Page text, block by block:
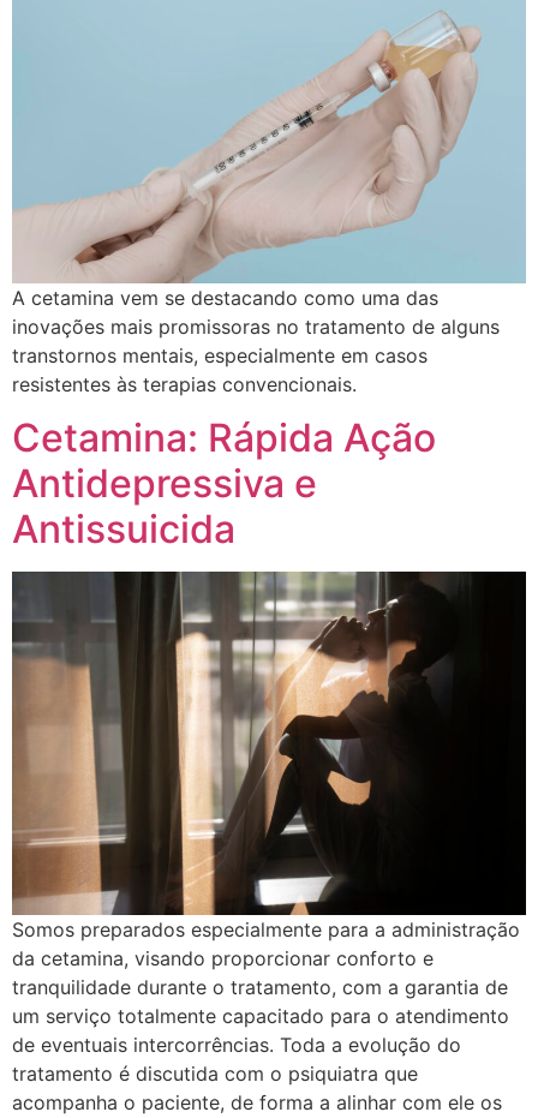
A cetamina vem se destacando como uma das
inovações mais promissoras no tratamento de alguns
transtornos mentais, especialmente em casos
resistentes às terapias convencionais.
Cetamina: Rápida Ação
Antidepressiva e
Antissuicida
Somos preparados especialmente para a administração
da cetamina, visando proporcionar conforto e
tranquilidade durante o tratamento, com a garantia de
um serviço totalmente capacitado para o atendimento
de eventuais intercorrências. Toda a evolução do
tratamento é discutida com o psiquiatra que
acompanha o paciente, de forma a alinhar com ele os